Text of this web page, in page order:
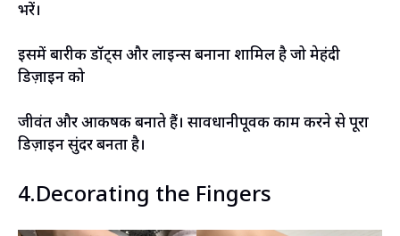
भरें।
इसमें बारीक डॉट्स और लाइन्स बनाना शामिल है जो मेहंदी
डिज़ाइन को
जीवंत और आकर्षक बनाते हैं। सावधानीपूर्वक काम करने से पूरा
डिज़ाइन सुंदर बनता है।
4.Decorating the Fingers